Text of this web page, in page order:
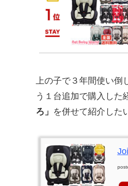
上の子で３年間使い倒
う１台追加で購入した
ろ」 を併せて紹介した